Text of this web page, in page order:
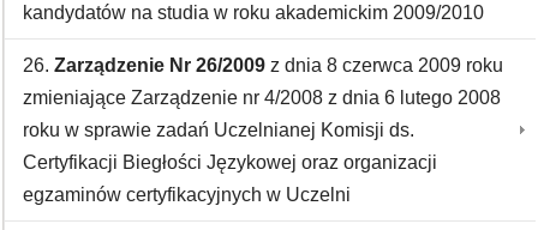
kandydatów na studia w roku akademickim 2009/2010
26. Zarządzenie Nr 26/2009 z dnia 8 czerwca 2009 roku
zmieniające Zarządzenie nr 4/2008 z dnia 6 lutego 2008
roku w sprawie zadań Uczelnianej Komisji ds.
Certyfikacji Biegłości Językowej oraz organizacji
egzaminów certyfikacyjnych w Uczelni